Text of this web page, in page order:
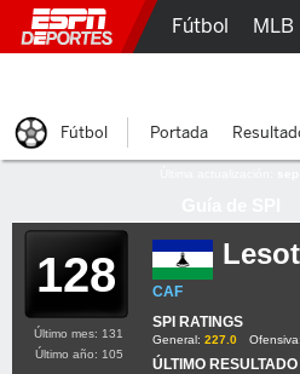
128
CAF
SPI RATINGS
General: 227.0 Ofensiva:
ÚLTIMO RESULTADO
Último mes: 131
Último año: 105
Fútbol MLB
Fútbol Portada